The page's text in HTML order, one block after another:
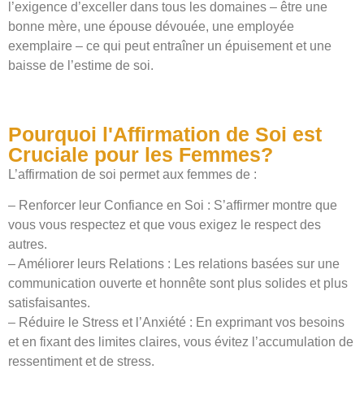
l’exigence d’exceller dans tous les domaines – être une
bonne mère, une épouse dévouée, une employée
exemplaire – ce qui peut entraîner un épuisement et une
baisse de l’estime de soi.
Pourquoi l'Affirmation de Soi est
Cruciale pour les Femmes?
L’affirmation de soi permet aux femmes de :
– Renforcer leur Confiance en Soi : S’affirmer montre que
vous vous respectez et que vous exigez le respect des
autres.
– Améliorer leurs Relations : Les relations basées sur une
communication ouverte et honnête sont plus solides et plus
satisfaisantes.
– Réduire le Stress et l’Anxiété : En exprimant vos besoins
et en fixant des limites claires, vous évitez l’accumulation de
ressentiment et de stress.